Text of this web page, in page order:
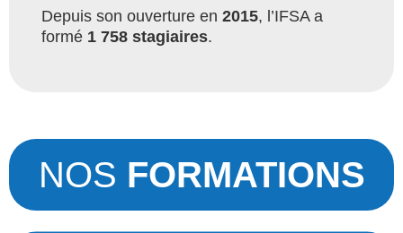
Depuis son ouverture en 2015, l’IFSA a
formé 1 758 stagiaires.
NOS FORMATIONS